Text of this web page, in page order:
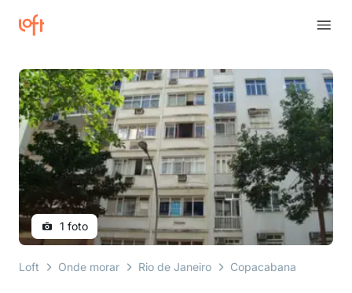
1 foto
Loft Onde morar Rio de Janeiro Copacabana